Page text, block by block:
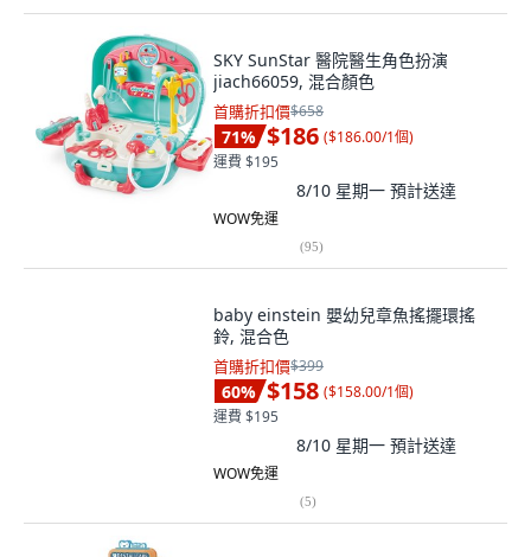
SKY SunStar 醫院醫生角色扮演
jiach66059, 混合顏色
首購折扣價$658
71% $186 ($186.00/1個)
運費 $195
8/10 星期一 預計送達
WOW免運
(95)
baby einstein 嬰幼兒章魚搖擺環搖
鈴, 混合色
首購折扣價$399
60% $158 ($158.00/1個)
運費 $195
8/10 星期一 預計送達
WOW免運
(5)